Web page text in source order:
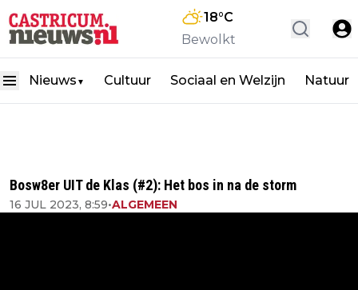
18°C
Bewolkt
Nieuws ▼ Cultuur Sociaal en Welzijn Natuur
Bosw8er UIT de Klas (#2): Het bos in na de storm
16 JUL 2023, 8:59•ALGEMEEN